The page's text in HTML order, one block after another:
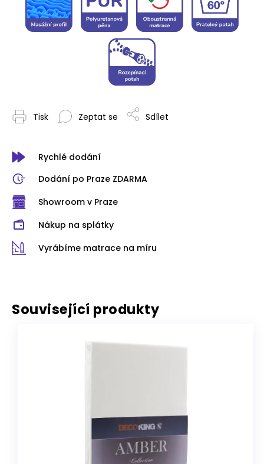
Tisk Zeptat se Sdílet
Rychlé dodání
Dodání po Praze ZDARMA
Showroom v Praze
Nákup na splátky
Vyrábíme matrace na míru
Související produkty